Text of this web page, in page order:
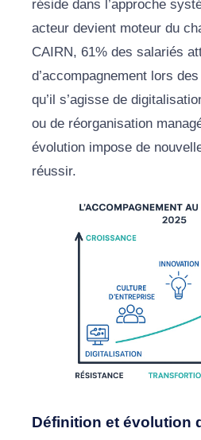
réside dans l’approche
acteur devient moteur du
CAIRN, 61% des salariés
d’accompagnement lors
qu’il s’agisse de
ou de réorganisation
évolution impose de
réussir.
Définition et évolution